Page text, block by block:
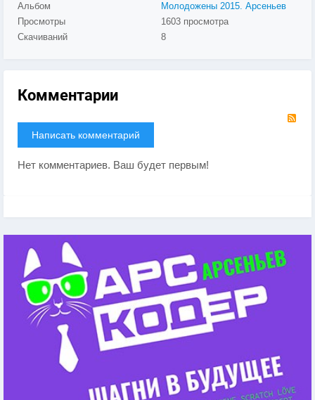
Альбом
Молодожены 2015. Арсеньев
Просмотры
1603 просмотра
Скачиваний
8
Комментарии
Написать комментарий
Нет комментариев. Ваш будет первым!